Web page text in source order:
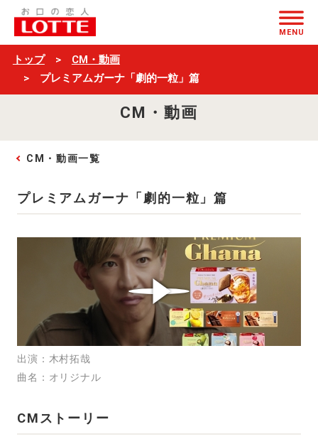
プ
レ
ミ
ム
ー
「劇
的
一
MENU
トップ
CM・動画
プレミアムガーナ「劇的一粒」篇
CM・動画
CM・動画一覧
プレミアムガーナ「劇的一粒」篇
出演
木村拓哉
曲名
オリジナル
CMストーリー